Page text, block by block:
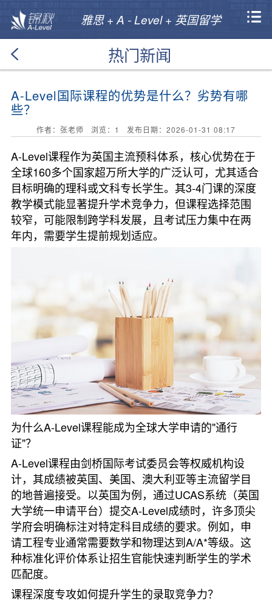
雅思 + A - Level + 英国留学
热门新闻
A-Level国际课程的优势是什么？劣势有哪
些？
作者：张老师 浏览： 1 发布日期：2026-01-31 08:17
A-Level课程作为英国主流预科体系，核心优势在于
全球160多个国家超万所大学的广泛认可，尤其适合
目标明确的理科或文科专长学生。其3-4门课的深度
教学模式能显著提升学术竞争力，但课程选择范围
较窄，可能限制跨学科发展，且考试压力集中在两
年内，需要学生提前规划适应。
为什么A-Level课程能成为全球大学申请的"通行
证"？
A-Level课程由剑桥国际考试委员会等权威机构设
计，其成绩被英国、美国、澳大利亚等主流留学目
的地普遍接受。以英国为例，通过UCAS系统（英国
大学统一申请平台）提交A-Level成绩时，许多顶尖
学府会明确标注对特定科目成绩的要求。例如，申
请工程专业通常需要数学和物理达到A/A*等级。这
种标准化评价体系让招生官能快速判断学生的学术
匹配度。
课程深度专攻如何提升学生的录取竞争力？